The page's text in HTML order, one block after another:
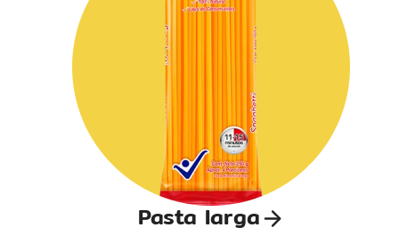
Pasta larga